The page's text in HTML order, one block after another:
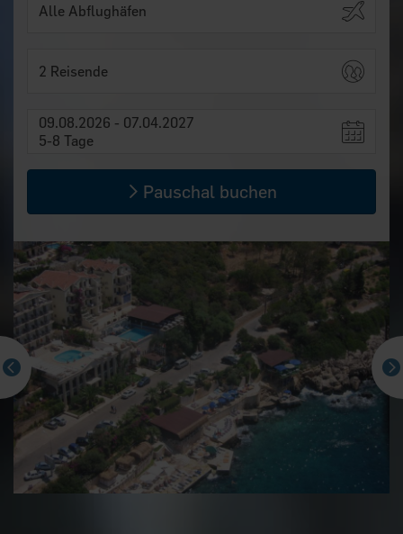
2 Reisende
09.08.2026 - 07.04.2027
5-8 Tage
Pauschal buchen